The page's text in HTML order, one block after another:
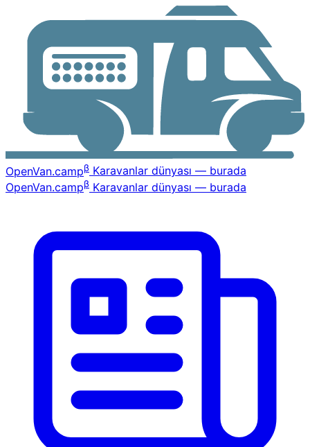
OpenVan.campβ Karavanlar dünyası — burada
OpenVan.campβ Karavanlar dünyası — burada